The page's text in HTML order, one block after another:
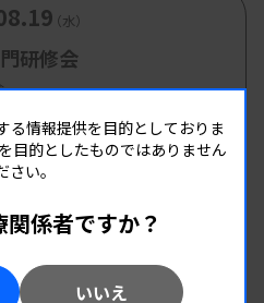
（水）
研修会
る情報提供を目的としておりま
目的としたものではありません
い。
係者ですか？
いいえ